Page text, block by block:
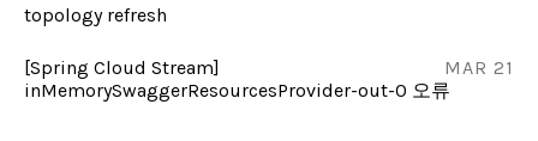
topology refresh
MAR 21
[Spring Cloud Stream]
inMemorySwaggerResourcesProvider-out-0 오류